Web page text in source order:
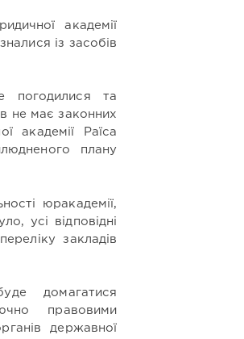
академії
із засобів
погодилися та
не має законних
академії Раїса
плану
юракадемії,
усі відповідні
закладів
домагатися
правовими
державної